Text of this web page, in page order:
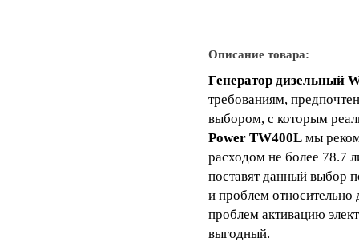
Описание товара:
Генератор дизельный
требованиям,
выбором, с которым
Power TW400L мы
расходом не более 78.7
поставят данный выбор
и проблем относительно
проблем активацию
выгодный.